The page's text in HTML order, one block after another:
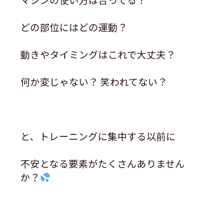
どの部位にはどの運動？
動きやタイミングはこれで大丈夫？
何か変じゃない？ 笑われてない？
と、トレーニングに集中する以前に
不安となる要素がたくさんありません
か？